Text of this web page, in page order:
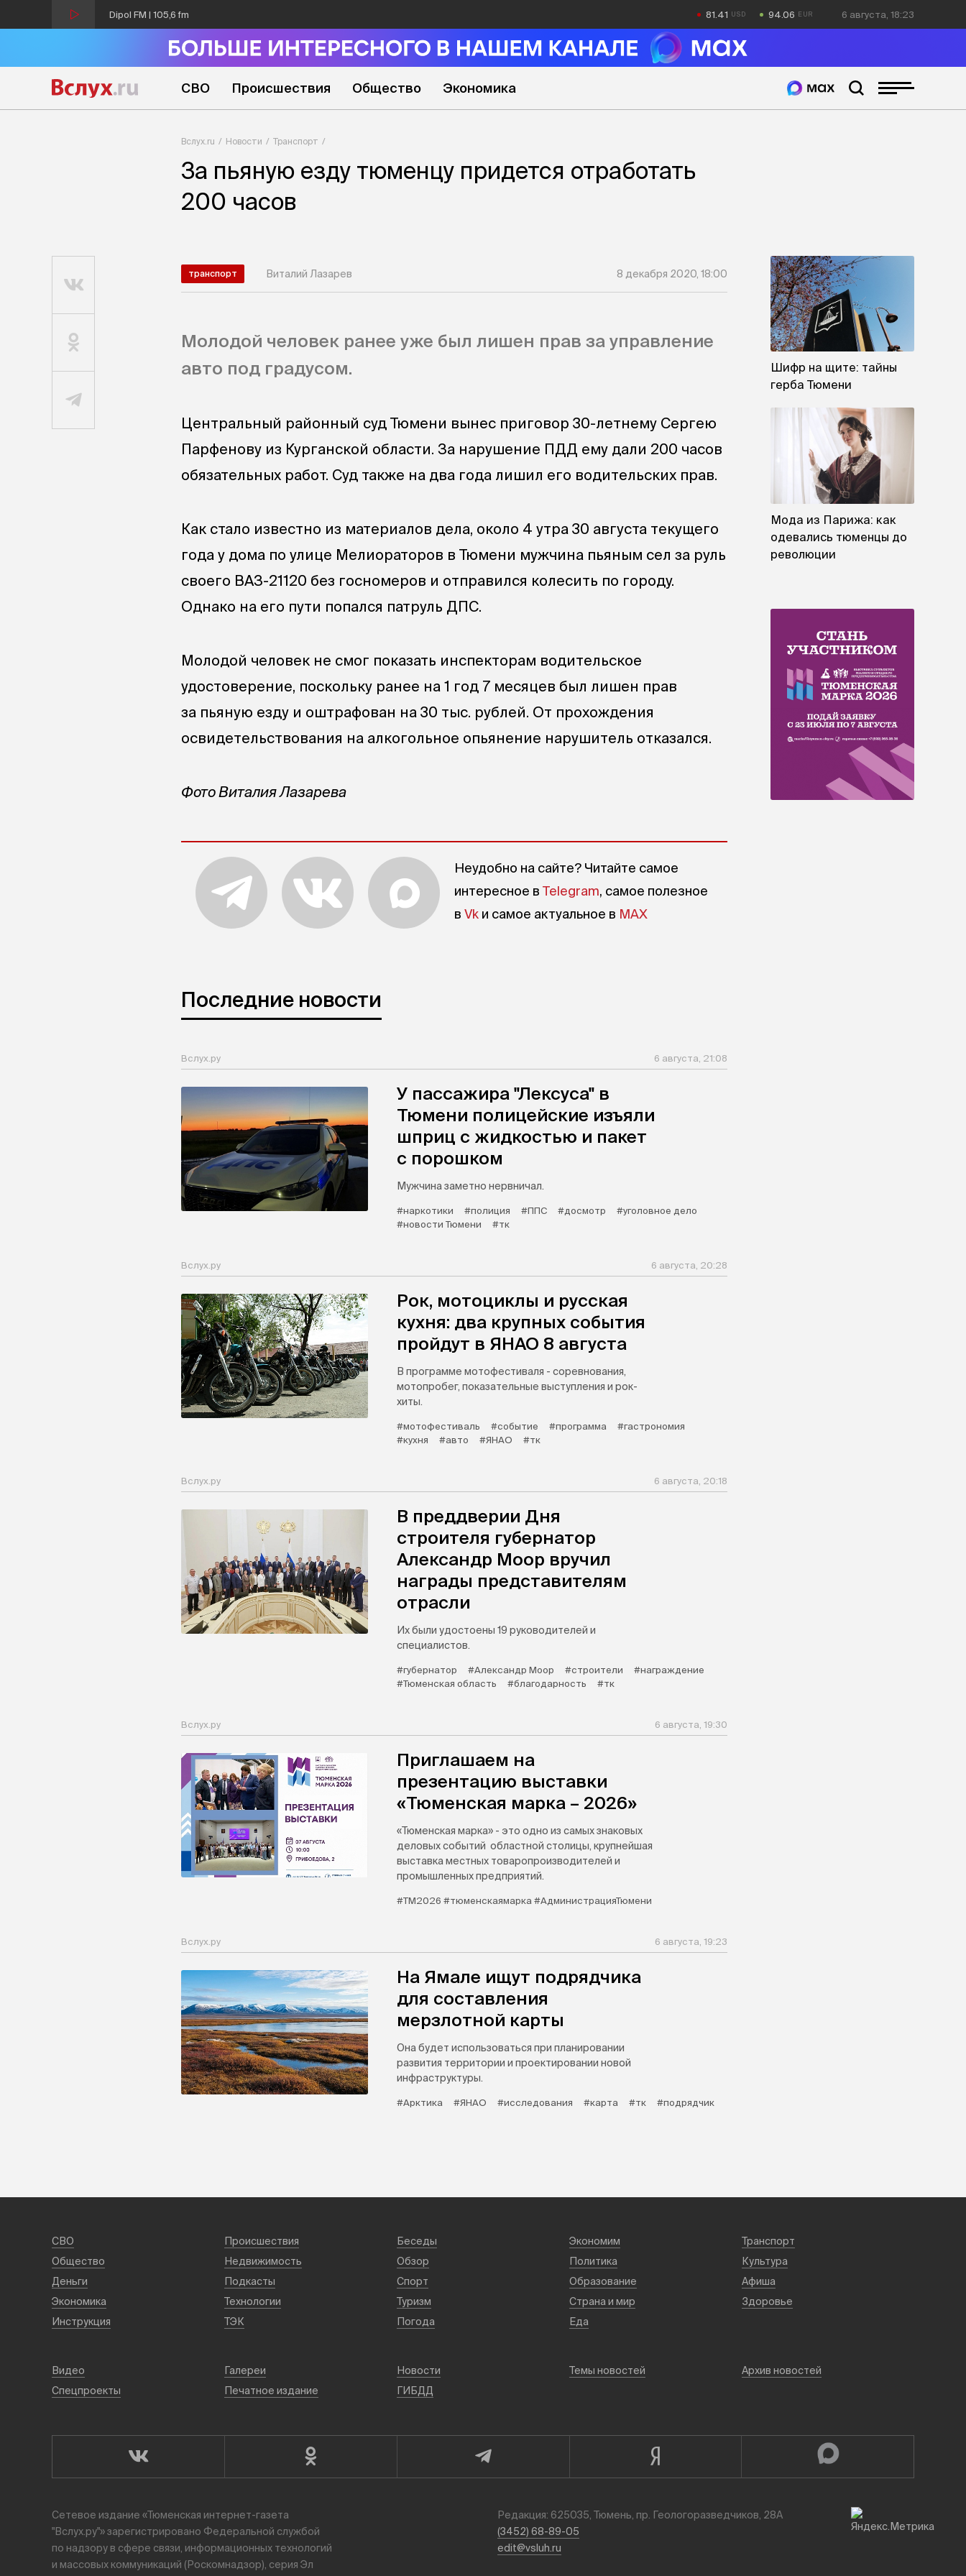
Dipol FM | 105,6 fm 81.41 94.06 6 августа, 18:23
СВО Происшествия Общество Экономика
Вслух.ru Новости Транспорт
За пьяную езду тюменцу придется отработать
200 часов
транспорт Виталий Лазарев 8 декабря 2020, 18:00
Молодой человек ранее уже был лишен прав за управление
авто под градусом.
Центральный районный суд Тюмени вынес приговор 30-летнему Сергею
Парфенову из Курганской области. За нарушение ПДД ему дали 200 часов
обязательных работ. Суд также на два года лишил его водительских прав.
Как стало известно из материалов дела, около 4 утра 30 августа текущего
года у дома по улице Мелиораторов в Тюмени мужчина пьяным сел за руль
своего ВАЗ-21120 без госномеров и отправился колесить по городу.
Однако на его пути попался патруль ДПС.
Молодой человек не смог показать инспекторам водительское
удостоверение, поскольку ранее на 1 год 7 месяцев был лишен прав
за пьяную езду и оштрафован на 30 тыс. рублей. От прохождения
освидетельствования на алкогольное опьянение нарушитель отказался.
Фото Виталия Лазарева
Неудобно на сайте? Читайте самое
интересное в Telegram, самое полезное
в Vk и самое актуальное в MAX
Последние новости
Вслух.ру 6 августа, 21:08
У пассажира "Лексуса" в
Тюмени полицейские изъяли
шприц с жидкостью и пакет
с порошком
Мужчина заметно нервничал.
#наркотики #полиция #ППС #досмотр
#уголовное дело
#новости Тюмени
#тк
Вслух.ру 6 августа, 20:28
Рок, мотоциклы и русская
кухня: два крупных события
пройдут в ЯНАО 8 августа
В программе мотофестиваля - соревнования,
мотопробег, показательные выступления и рок-
хиты.
#мотофестиваль #событие #программа
#гастрономия
#кухня
#авто #ЯНАО #тк
Вслух.ру 6 августа, 20:18
В преддверии Дня
строителя губернатор
Александр Моор вручил
награды представителям
отрасли
Их были удостоены 19 руководителей и
специалистов.
#губернатор #Александр Моор #строители
#награждение
#Тюменская область
#благодарность #тк
Вслух.ру 6 августа, 19:30
Приглашаем на
презентацию выставки
«Тюменская марка – 2026»
«Тюменская марка» - это одно из самых знаковых
деловых событий областной столицы, крупнейшая
выставка местных товаропроизводителей и
промышленных предприятий.
#ТМ2026 #тюменскаямарка #АдминистрацияТюмени
Вслух.ру 6 августа, 19:23
На Ямале ищут подрядчика
для составления
мерзлотной карты
Она будет использоваться при планировании
развития территории и проектировании новой
инфраструктуры.
#Арктика #ЯНАО #исследования #карта #тк #подрядчик
Шифр на щите: тайны
герба Тюмени
Мода из Парижа: как
одевались тюменцы до
революции
СВО Происшествия Беседы Экономим
Транспорт
Общество
Недвижимость Обзор Политика
Культура
Деньги
Подкасты Спорт Образование
Афиша
Экономика
Технологии Туризм Страна и мир
Здоровье
Инструкция
ТЭК Погода Еда
Видео Галереи Новости Темы новостей
Архив новостей
Спецпроекты
Печатное издание ГИБДД
Сетевое издание «Тюменская интернет-газета
"Вслух.ру"» зарегистрировано Федеральной службой
по надзору в сфере связи, информационных технологий
и массовых коммуникаций (Роскомнадзор), серия Эл
Редакция: 625035, Тюмень, пр. Геологоразведчиков, 28А
(3452) 68-89-05
edit@vsluh.ru